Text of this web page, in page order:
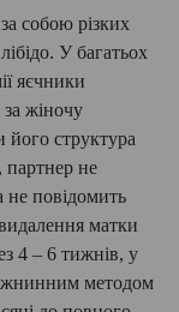
собою різких
У багатьох
яєчники
жіночу
його структура
партнер не
не повідомить
матки
4 – 6 тижнів, у
методом